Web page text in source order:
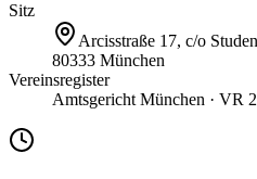
Sitz
Arcisstraße 17, c/o
80333 München
Vereinsregister
Amtsgericht München · VR